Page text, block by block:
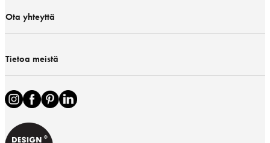
Ota yhteyttä
Tietoa meistä